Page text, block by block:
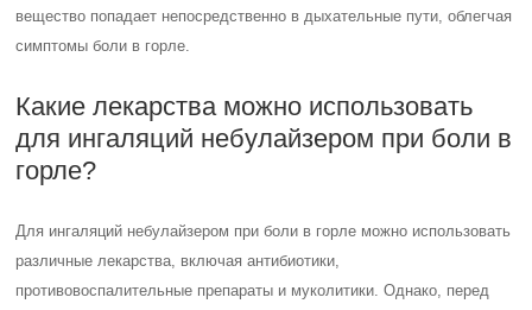
вещество попадает непосредственно в дыхательные пути, облегчая
симптомы боли в горле.
Какие лекарства можно использовать
для ингаляций небулайзером при боли в
горле?
Для ингаляций небулайзером при боли в горле можно использовать
различные лекарства, включая антибиотики,
противовоспалительные препараты и муколитики. Однако, перед